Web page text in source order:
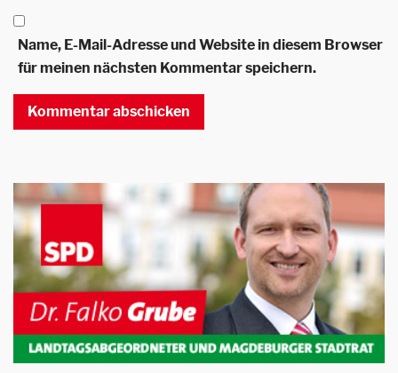
Name, E-Mail-Adresse und Website in diesem Browser
für meinen nächsten Kommentar speichern.